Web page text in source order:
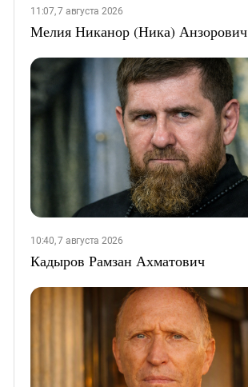
11:07, 7 августа 2026
Мелия Никанор (Ника) Анзорович
10:40, 7 августа 2026
Кадыров Рамзан Ахматович